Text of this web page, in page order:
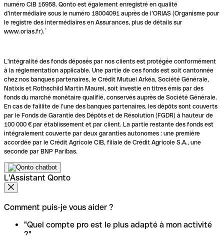
numéro CIB 16958. Qonto est également enregistré en qualité
d’intermédiaire sous le numéro 18004091 auprès de l’ORIAS (Organisme pour
le registre des intermédiaires en Assurances, plus de détails sur
www.orias.fr).`
L'intégralité des fonds déposés par nos clients est protégée conformément
à la réglementation applicable. Une partie de ces fonds est soit cantonnée
chez nos banques partenaires, le Crédit Mutuel Arkéa, Société Générale,
Natixis et Rothschild Martin Maurel, soit investie en titres émis par des
fonds du marché monétaire qualifié, conservés auprès de Société Générale.
En cas de faillite de l’une des banques partenaires, les dépôts sont couverts
par le Fonds de Garantie des Dépôts et de Résolution (FGDR) à hauteur de
100 000 € par établissement et par client. La partie restante des fonds est
intégralement couverte par deux garanties autonomes : une première
accordée par le Crédit Agricole CIB, filiale de Crédit Agricole S.A., une
seconde par BNP Paribas.
L'Assistant Qonto
Comment puis-je vous aider ?
"Quel compte pro est le plus adapté à mon activité